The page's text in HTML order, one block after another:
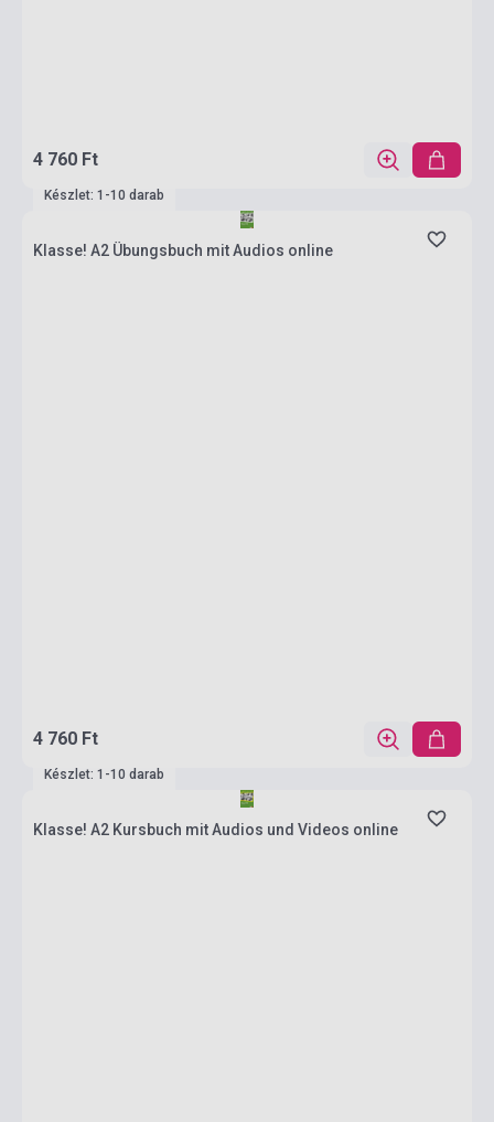
4 760 Ft
Készlet: 1-10 darab
Klasse! A2 Übungsbuch mit Audios online
4 760 Ft
Készlet: 1-10 darab
Klasse! A2 Kursbuch mit Audios und Videos online